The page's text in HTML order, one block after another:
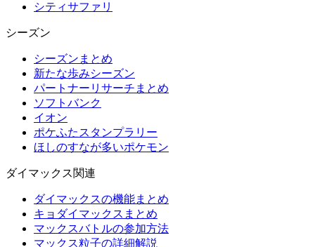
シティサファリ
シーズン
シーズンまとめ
新たな歩みシーズン
パートナーリサーチまとめ
ソフトバンク
イオン
ポケふたスタンプラリー
ほしのすなが多いポケモン
ダイマックス関連
ダイマックスの機能まとめ
キョダイマックスまとめ
マックスバトルの参加方法
マックス粒子の詳細解説